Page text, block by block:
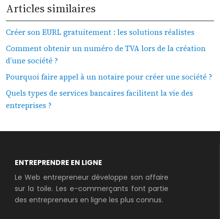
Articles similaires
Créer son EURL gratuitement : les solutions réalistes
Comment obtenir un numéro de TVA lors de la création
d’une société ?
Pourquoi faire appel à un notaire pour créer une société ?
Quels types de services bancaires facilitent la vie des
entreprises ?
ENTREPRENDRE EN LIGNE
Le Web entrepreneur développe son affaire
sur la toile. Les e-commerçants font partie
des entrepreneurs en ligne les plus connus.